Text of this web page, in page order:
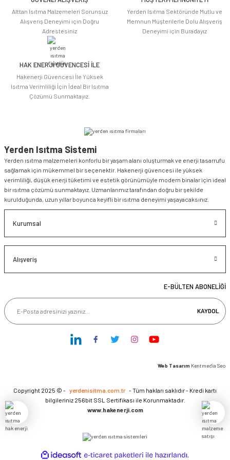
Alttan Isıtma Malzemeleri Sorunsuz
Alışveriş Deneyimi için Doğru
Adrestesiniz
Yerden Isıtma Sektöründe Mutlu ve
Memnun Müşterilerle Dolu Alışveriş
Deneyimi için Buradayız
HAK ENERJİ GÜVENCESİ İLE
Hakenerji Güvencesi İle Yüksek
Isıtma Verimliliği İçin İdeal Bir Isıtma
Çözümü Sunmaktayız.
Yerden Isıtma Sistemi
Yerden ısıtma malzemeleri konforlu bir yaşam alanı oluşturmak ve enerji tasarrufu
sağlamak için mükemmel bir seçenektir. Hakenerji güvencesi ile yüksek
verimliliği, düşük enerji tüketimi ve estetik görünümüyle modern binalar için ideal
bir ısıtma çözümü sunmaktayız. Uzmanlarımız tarafından doğru bir şekilde
kurulduğunda, uzun yıllar boyunca keyifli bir ısıtma deneyimi yaşayacaksınız.
Kurumsal
Alışveriş
E-BÜLTEN ABONELİĞİ
KAYDOL
Web Tasarım Kentmedia Seo
Copyright 2025 © - yerdenisitma.com.tr - Tüm hakları saklıdır - Kredi kartı
bilgileriniz 256bit SSL Sertifikası ile Korunmaktadır.
www.hakenerji.com
ideasoft e-